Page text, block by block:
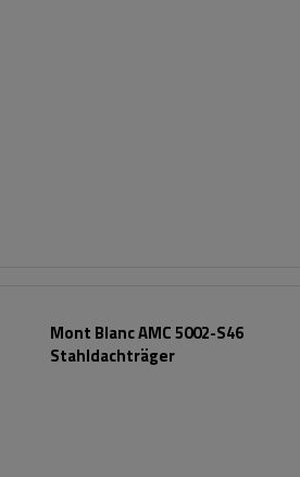
Mont Blanc AMC 5002-S46
Stahldachträger